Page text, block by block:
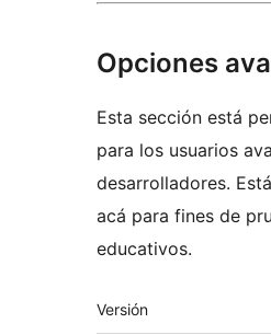
Opciones
Esta sección está
para los usuarios
desarrolladores.
acá para fines de
educativos.
Meta
Versión